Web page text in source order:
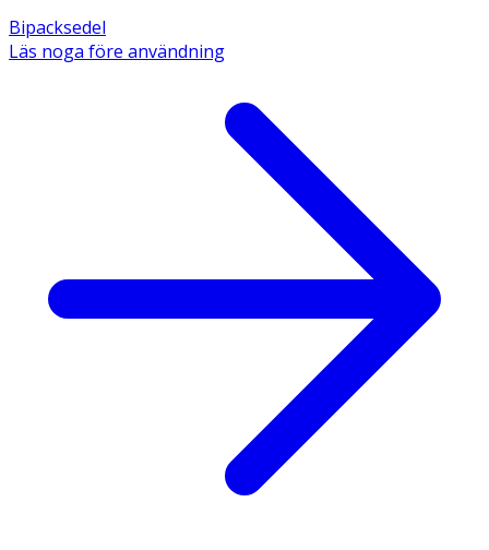
Bipacksedel
Läs noga före användning